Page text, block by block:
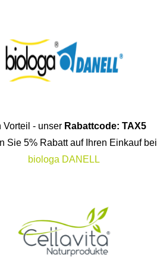
Vorteil - unser Rabattcode: TAX5
Sie 5% Rabatt auf Ihren Einkauf bei
biologa DANELL